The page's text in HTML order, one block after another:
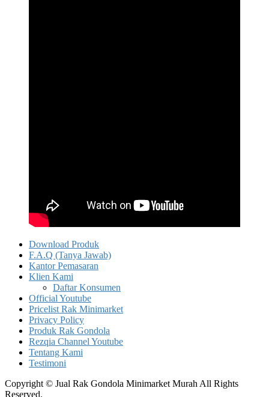
Download Produk
F.A.Q (Tanya Jawab)
Kantor Pemasaran
Klien Kami
Daftar Konsumen
Official Youtube
Pricelist Rak Minimarket
Privacy Policy
Produk Rak Gondola
Rezqia Channel Youtube
Tentang Kami
Testimoni
Copyright © Jual Rak Gondola Minimarket Murah All Rights
Reserved.